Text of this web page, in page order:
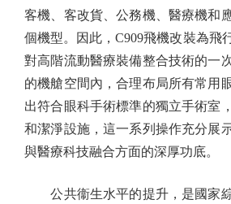
客機、客改貨、公務機、醫療機和
個機型。因此，C909飛機改裝為飛
對高階流動醫療裝備整合技術的一
的機艙空間內，合理布局所有常用
出符合眼科手術標準的獨立手術室
和潔淨設施，這一系列操作充分展
與醫療科技融合方面的深厚功底。
公共衞生水平的提升，是國家